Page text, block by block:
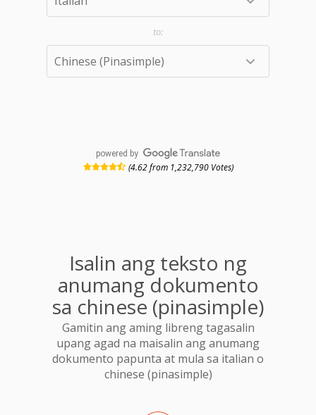
powered by
(4.62 from 1,232,790 Votes)
Isalin ang teksto ng
anumang dokumento
sa chinese (pinasimple)
Gamitin ang aming libreng tagasalin
upang agad na maisalin ang anumang
dokumento papunta at mula sa italian o
chinese (pinasimple)